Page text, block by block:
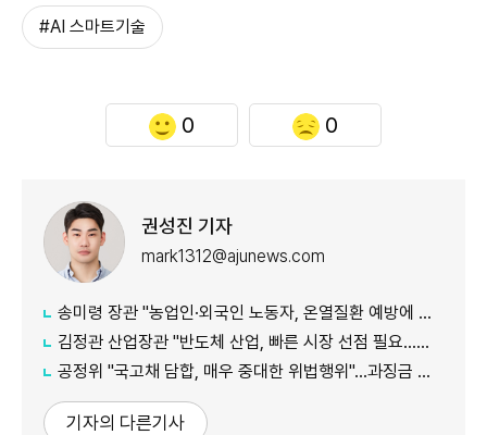
#AI 스마트기술
0 0
권성진 기자
mark1312@ajunews.com
송미령 장관 "농업인·외국인 노동자, 온열질환 예방에 가용자원 총동원"
김정관 산업장관 "반도체 산업, 빠른 시장 선점 필요…주52시간제 손봐야"
공정위 "국고채 담합, 매우 중대한 위법행위"...과징금 최대 15조원 전망
기자의 다른기사